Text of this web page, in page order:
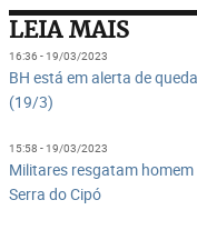
LEIA MAIS
16:36 - 19/03/2023
BH está em alerta de
(19/3)
15:58 - 19/03/2023
Militares resgatam
Serra do Cipó